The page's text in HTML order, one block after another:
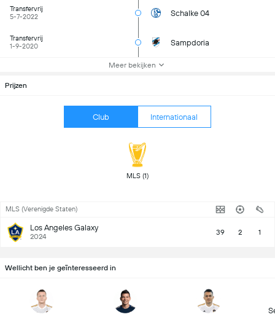
Transfervrij
5-7-2022
Schalke 04
Transfervrij
1-9-2020
Sampdoria
Meer bekijken
Prijzen
Club Internationaal
MLS (Verenigde Staten)
Los Angeles Galaxy
2024 39 2 1
Wellicht ben je geïnteresseerd in